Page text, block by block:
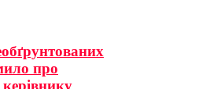
про